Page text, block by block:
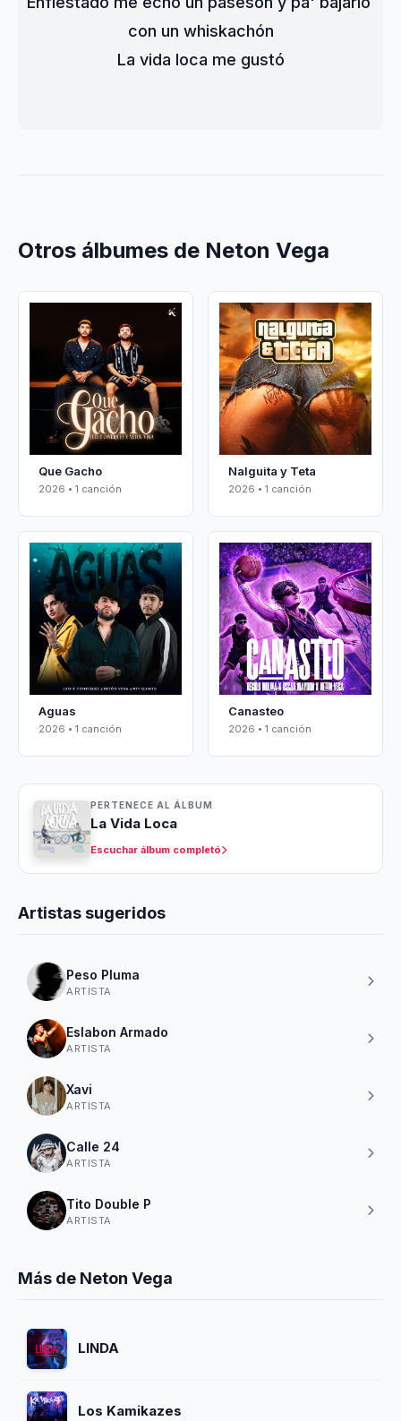
con un whiskachón
La vida loca me gustó
Otros álbumes de Neton Vega
Que Gacho
2026 • 1 canción
Nalguita y Teta
2026 • 1 canción
Aguas
2026 • 1 canción
Canasteo
2026 • 1 canción
PERTENECE AL ÁLBUM
La Vida Loca
Escuchar álbum completó
Artistas sugeridos
Peso Pluma
ARTISTA
Eslabon Armado
ARTISTA
Xavi
ARTISTA
Calle 24
ARTISTA
Tito Double P
ARTISTA
Más de Neton Vega
LINDA
Los Kamikazes